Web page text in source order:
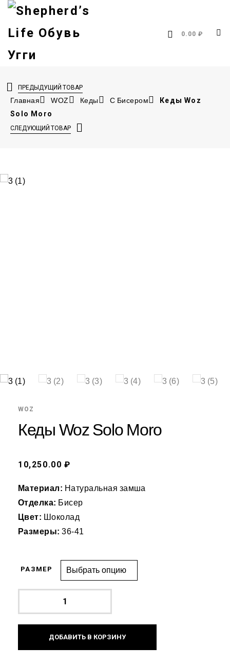
0.00 ₽
ПРЕДЫДУЩИЙ ТОВАР
Главная WOZ Кеды С Бисером
Кеды Woz
Solo Moro
СЛЕДУЮЩИЙ ТОВАР
WOZ
Кеды Woz Solo Moro
10,250.00 ₽
Материал: Натуральная замша
Отделка: Бисер
Цвет: Шоколад
Размеры:36-41
РАЗМЕР
ДОБАВИТЬ В КОРЗИНУ